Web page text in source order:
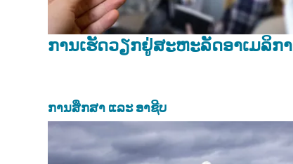
ການເຮັດວຽກຢູ່ສະຫະລັດອາເມລິກາ
ການສຶກສາ ແລະ ອາຊີບ